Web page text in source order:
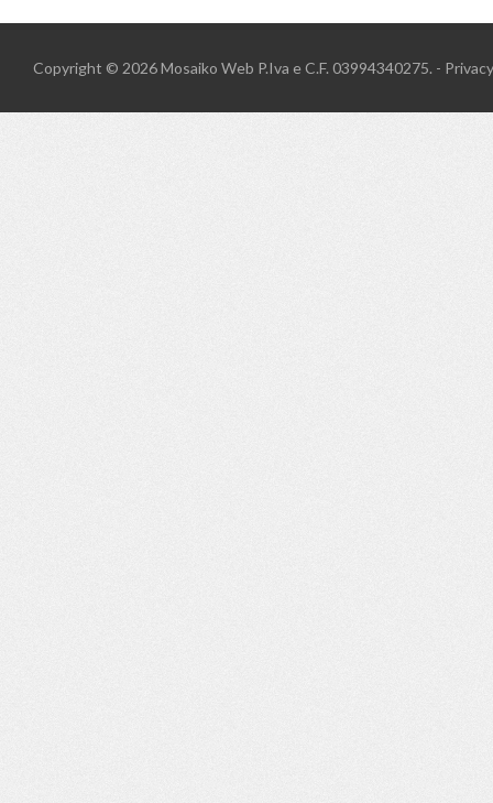
Copyright © 2026Mosaiko Web P.Iva e C.F. 03994340275. - Privacy